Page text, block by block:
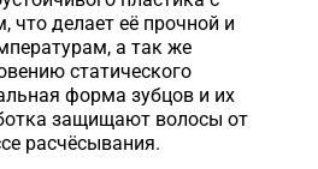
делает её прочной и
а так же
статического
форма зубцов и их
защищают волосы от
расчёсывания.